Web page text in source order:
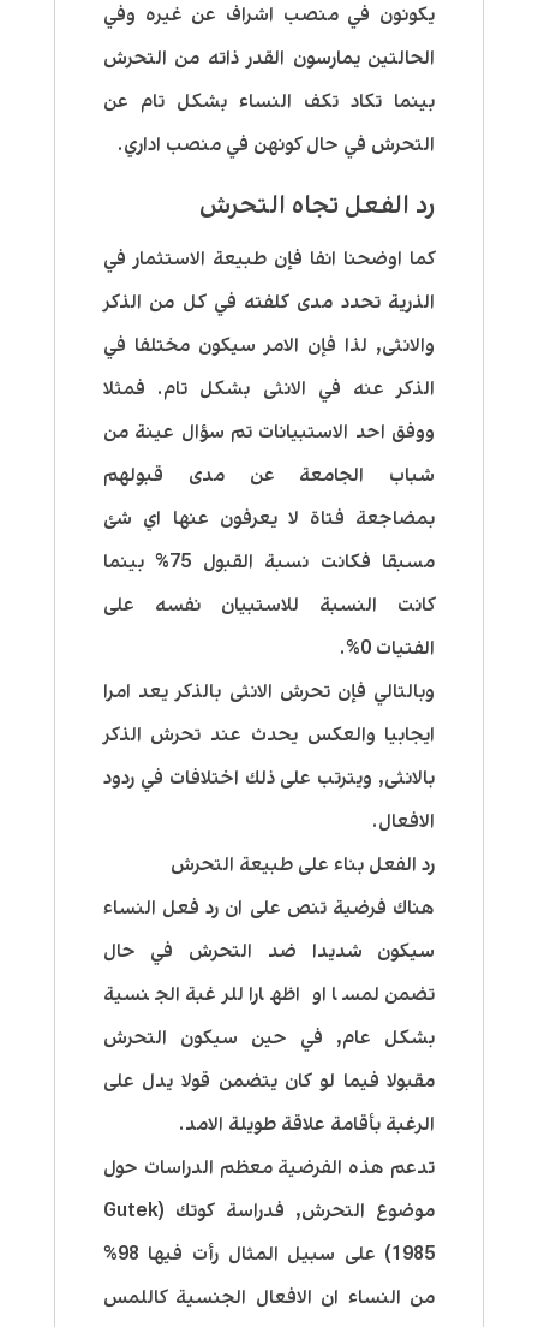
يكونون في منصب اشراف عن غيره وفي
الحالتين يمارسون القدر ذاته من التحرش
بينما تكاد تكف النساء بشكل تام عن
التحرش في حال كونهن في منصب اداري.
رد الفعل تجاه التحرش
كما اوضحنا انفا فإن طبيعة الاستثمار في
الذرية تحدد مدى كلفته في كل من الذكر
والانثى, لذا فإن الامر سيكون مختلفا في
الذكر عنه في الانثى بشكل تام. فمثلا
ووفق احد الاستبيانات تم سؤال عينة من
شباب الجامعة عن مدى قبولهم
بمضاجعة فتاة لا يعرفون عنها اي شئ
مسبقا فكانت نسبة القبول 75% بينما
كانت النسبة للاستبيان نفسه على
الفتيات 0%.
وبالتالي فإن تحرش الانثى بالذكر يعد امرا
ايجابيا والعكس يحدث عند تحرش الذكر
بالانثى, ويترتب على ذلك اختلافات في ردود
الافعال.
رد الفعل بناء على طبيعة التحرش
هناك فرضية تنص على ان رد فعل النساء
سيكون شديدا ضد التحرش في حال
تضمن لمسا او اظهارا للرغبة الجنسية
بشكل عام, في حين سيكون التحرش
مقبولا فيما لو كان يتضمن قولا يدل على
الرغبة بأقامة علاقة طويلة الامد.
تدعم هذه الفرضية معظم الدراسات حول
موضوع التحرش, فدراسة كوتك (Gutek
1985) على سبيل المثال رأت فيها 98%
من النساء ان الافعال الجنسية كاللمس